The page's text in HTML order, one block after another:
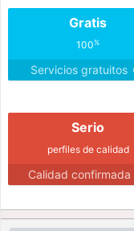
Gratis
100%
Servicios gratuitos
Serio
perfiles de calidad
Calidad confirmada